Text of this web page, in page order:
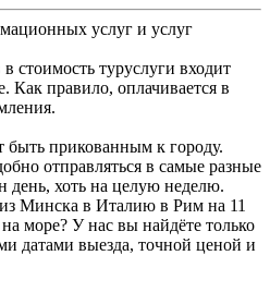
услуг и услуг
стоимость туруслуги входит
Как правило, оплачивается в
прикованным к городу.
отправляться в самые разные
день, хоть на целую неделю.
Минска в Италию в Рим на 11
море? У нас вы найдёте только
датами выезда, точной ценой и